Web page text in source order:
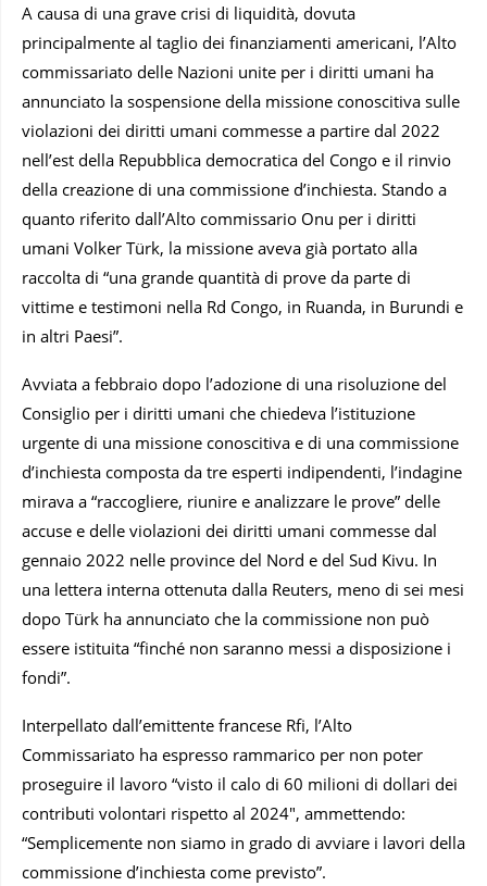
A causa di una grave crisi di liquidità, dovuta
principalmente al taglio dei finanziamenti americani, l’Alto
commissariato delle Nazioni unite per i diritti umani ha
annunciato la sospensione della missione conoscitiva sulle
violazioni dei diritti umani commesse a partire dal 2022
nell’est della Repubblica democratica del Congo e il rinvio
della creazione di una commissione d’inchiesta. Stando a
quanto riferito dall’Alto commissario Onu per i diritti
umani Volker Türk, la missione aveva già portato alla
raccolta di “una grande quantità di prove da parte di
vittime e testimoni nella Rd Congo, in Ruanda, in Burundi e
in altri Paesi”.
Avviata a febbraio dopo l’adozione di una risoluzione del
Consiglio per i diritti umani che chiedeva l’istituzione
urgente di una missione conoscitiva e di una commissione
d’inchiesta composta da tre esperti indipendenti, l’indagine
mirava a “raccogliere, riunire e analizzare le prove” delle
accuse e delle violazioni dei diritti umani commesse dal
gennaio 2022 nelle province del Nord e del Sud Kivu. In
una lettera interna ottenuta dalla Reuters, meno di sei mesi
dopo Türk ha annunciato che la commissione non può
essere istituita “finché non saranno messi a disposizione i
fondi”.
Interpellato dall’emittente francese Rfi, l’Alto
Commissariato ha espresso rammarico per non poter
proseguire il lavoro “visto il calo di 60 milioni di dollari dei
contributi volontari rispetto al 2024″, ammettendo:
“Semplicemente non siamo in grado di avviare i lavori della
commissione d’inchiesta come previsto”.